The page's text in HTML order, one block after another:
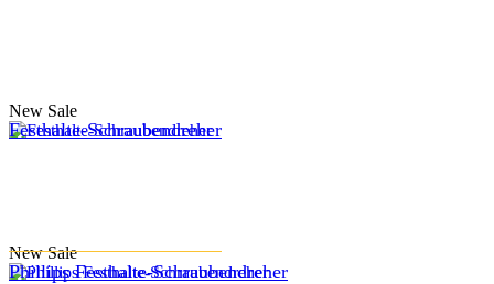
New Sale
Festhalte-Schraubendreher
New Sale
Phillips Festhalte-Schraubendreher